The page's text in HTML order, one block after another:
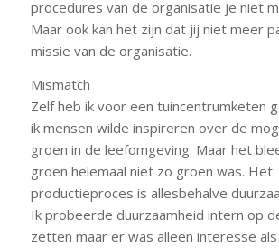
procedures van de organisatie je niet
Maar ook kan het zijn dat jij niet meer
missie van de organisatie.
Mismatch
Zelf heb ik voor een tuincentrumketen
ik mensen wilde inspireren over de
groen in de leefomgeving. Maar het
groen helemaal niet zo groen was. Het
productieproces is allesbehalve
Ik probeerde duurzaamheid intern op
zetten maar er was alleen interesse